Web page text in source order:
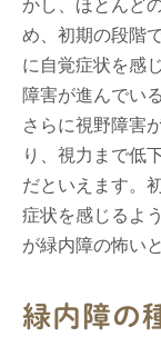
かし、ほとんど
め、初期の段階
に自覚症状を感
障害が進んでい
さらに視野障害
り、視力まで低
だといえます。
症状を感じるよ
が緑内障の怖い
緑内障の